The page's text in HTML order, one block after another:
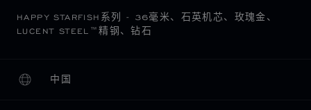
HAPPY STARFISH系列 - 36毫米、石英机芯、玫瑰金、
LUCENT STEEL™精钢、钻石
中国
本地化（更改国家/地区）
更改国家/地区